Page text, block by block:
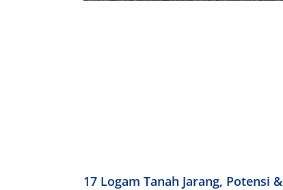
17 Logam Tanah Jarang, Potensi &